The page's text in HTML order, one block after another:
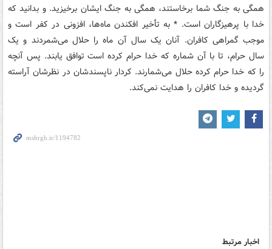
همگی به جنگ شما برخاستند، همگی به جنگ ایشان برخیزید. و بدانید که
خدا با پرهیزگاران است. * به تأخیر افکندن ماه‌ها، افزونی در کفر است و
موجب گمراهی کافران. آنان یک سال آن ماه را حلال می‌شمردند و یک
سال حرام، تا با آن شماره که خدا حرام کرده است توافق یابند. پس آنچه
را که خدا حرام کرده حلال می‌شمارند. کردار ناپسندشان در نظرشان آراسته
گردیده و خدا کافران را هدایت نمی‌کند.
اخبار مرتبط